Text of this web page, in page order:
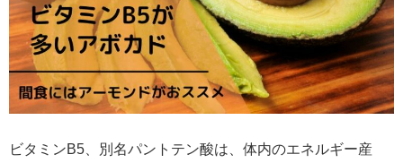
ビタミンB5、別名パントテン酸は、体内のエネルギー産